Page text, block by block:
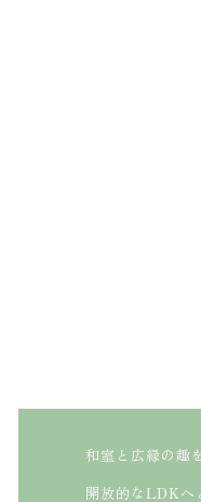
和室と広縁の趣
開放的なLDKへ